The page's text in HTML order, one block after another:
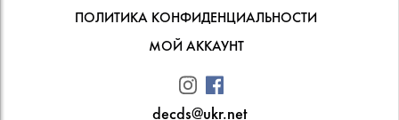
ПОЛИТИКА КОНФИДЕНЦИАЛЬНОСТИ
МОЙ АККАУНТ
decds@ukr.net